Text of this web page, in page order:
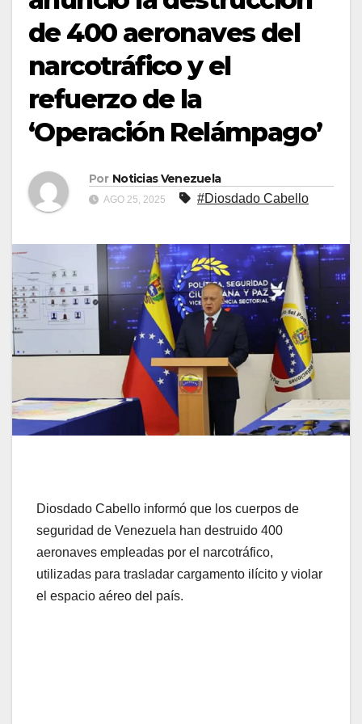
de 400 aeronaves del
narcotráfico y el
refuerzo de la
‘Operación Relámpago’
Por Noticias Venezuela
AGO 25, 2025 #Diosdado Cabello
Diosdado Cabello informó que los cuerpos de
seguridad de Venezuela han destruido 400
aeronaves empleadas por el narcotráfico,
utilizadas para trasladar cargamento ilícito y violar
el espacio aéreo del país.